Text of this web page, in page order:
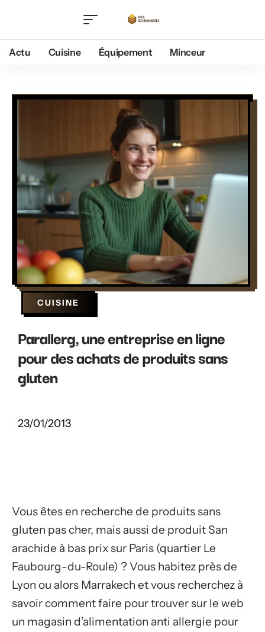
Actu Cuisine Équipement Minceur
CUISINE
Parallerg, une entreprise en ligne
pour des achats de produits sans
gluten
23/01/2013
Vous êtes en recherche de produits sans
gluten pas cher, mais aussi de produit San
arachide à bas prix sur Paris (quartier Le
Faubourg-du-Roule) ? Vous habitez près de
Lyon ou alors Marrakech et vous recherchez à
savoir comment faire pour trouver sur le web
un magasin d’alimentation anti allergie pour